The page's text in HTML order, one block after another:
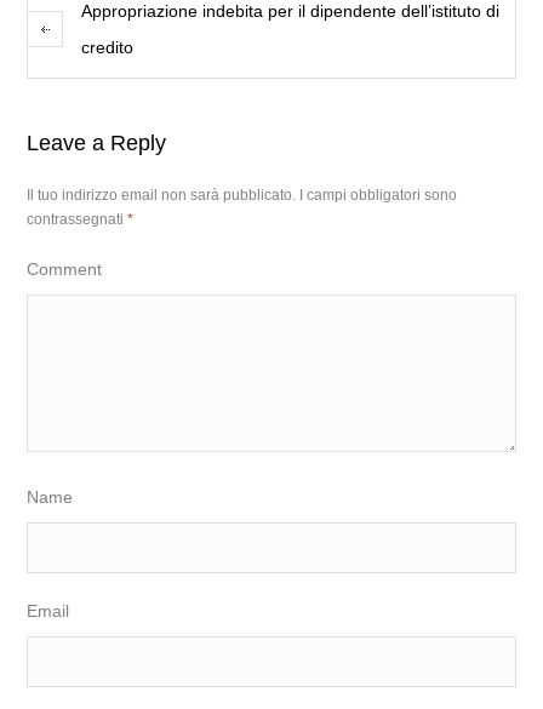
Appropriazione indebita per il dipendente dell’istituto di
credito
Leave a Reply
Il tuo indirizzo email non sarà pubblicato.
I campi obbligatori sono
contrassegnati*
Comment
Name
Email